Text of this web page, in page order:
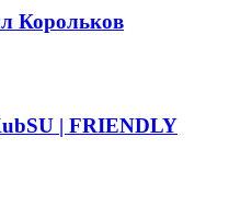
Корольков
| FRIENDLY